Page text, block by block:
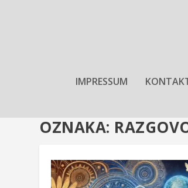
IMPRESSUM
OZNAKA: